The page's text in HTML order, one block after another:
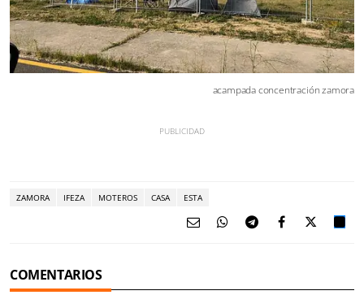
acampada concentración zamora
ZAMORA IFEZA MOTEROS CASA ESTA
COMENTARIOS